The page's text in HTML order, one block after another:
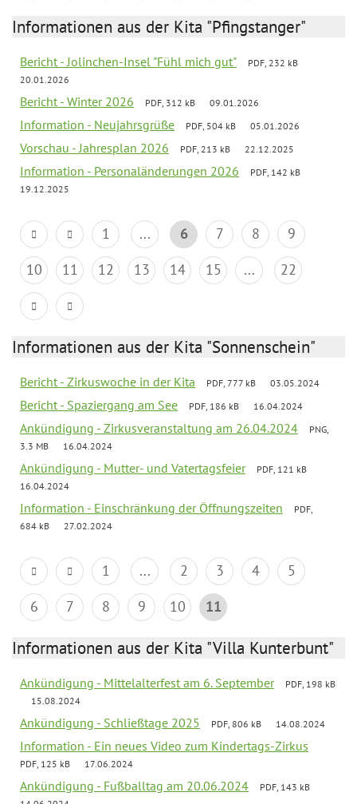
Informationen aus der Kita "Pfingstanger"
Bericht - Jolinchen-Insel "Fühl mich gut"
PDF, 232 kB
20.01.2026
Bericht - Winter 2026 PDF, 312 kB 09.01.2026
Information - Neujahrsgrüße PDF, 504 kB 05.01.2026
Vorschau - Jahresplan 2026 PDF, 213 kB 22.12.2025
Information - Personaländerungen 2026
PDF, 142 kB
19.12.2025
1 ... 6 7 8
9
10
11 12 13 14 15 ... 22
Informationen aus der Kita "Sonnenschein"
Bericht - Zirkuswoche in der Kita PDF, 777 kB 03.05.2024
Bericht - Spaziergang am See PDF, 186 kB 16.04.2024
Ankündigung - Zirkusveranstaltung am 26.04.2024
PNG,
3.3 MB
16.04.2024
Ankündigung - Mutter- und Vatertagsfeier
PDF, 121 kB
16.04.2024
Information - Einschränkung der Öffnungszeiten
PDF,
684 kB
27.02.2024
1 ... 2 3 4
5
6
7 8 9 10 11
Informationen aus der Kita "Villa Kunterbunt"
Ankündigung - Mittelalterfest am 6. September
PDF, 198 kB
15.08.2024
Ankündigung - Schließtage 2025 PDF, 806 kB 14.08.2024
Information - Ein neues Video zum Kindertags-Zirkus
PDF, 125 kB 17.06.2024
Ankündigung - Fußballtag am 20.06.2024
PDF, 143 kB